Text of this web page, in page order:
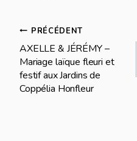
Navigation
de
l’article
PRÉCÉDENT
AXELLE & JÉRÉMY –
Mariage laïque fleuri et
festif aux Jardins de
Coppélia Honfleur